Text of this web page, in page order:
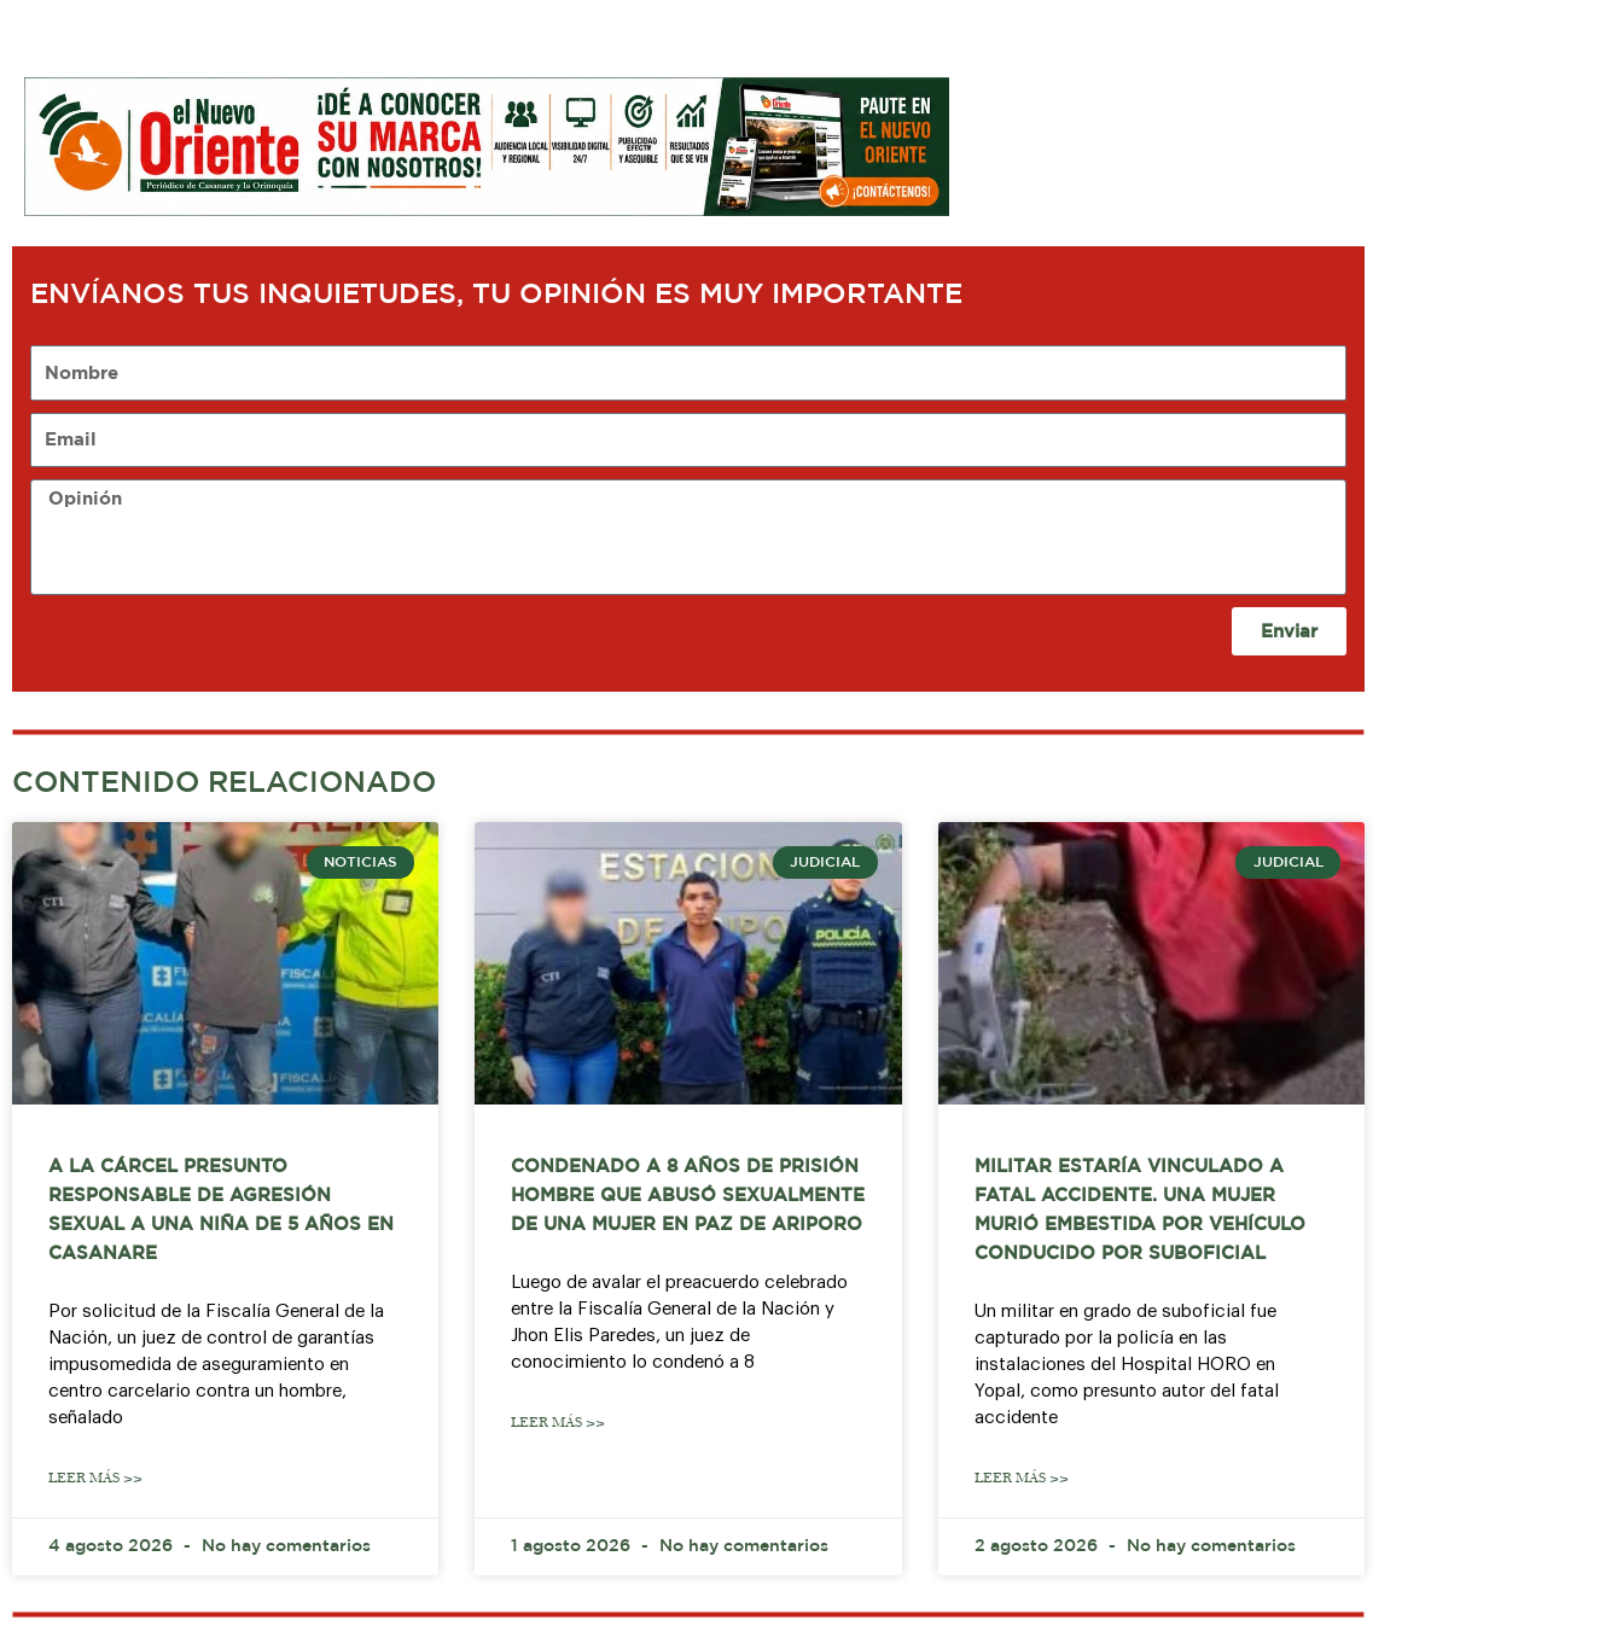
ENVÍANOS TUS INQUIETUDES, TU OPINIÓN ES MUY IMPORTANTE
Opinión
Enviar
CONTENIDO RELACIONADO
NOTICIAS
A LA CÁRCEL PRESUNTO
RESPONSABLE DE AGRESIÓN
SEXUAL A UNA NIÑA DE 5 AÑOS EN
CASANARE
Por solicitud de la Fiscalía General de la
Nación, un juez de control de garantías
impusomedida de aseguramiento en
centro carcelario contra un hombre,
señalado
LEER MÁS >>
4 agosto 2026 No hay comentarios
JUDICIAL
CONDENADO A 8 AÑOS DE PRISIÓN
HOMBRE QUE ABUSÓ SEXUALMENTE
DE UNA MUJER EN PAZ DE ARIPORO
Luego de avalar el preacuerdo celebrado
entre la Fiscalía General de la Nación y
Jhon Elis Paredes, un juez de
conocimiento lo condenó a 8
LEER MÁS >>
1 agosto 2026 No hay comentarios
JUDICIAL
MILITAR ESTARÍA VINCULADO A
FATAL ACCIDENTE. UNA MUJER
MURIÓ EMBESTIDA POR VEHÍCULO
CONDUCIDO POR SUBOFICIAL
Un militar en grado de suboficial fue
capturado por la policía en las
instalaciones del Hospital HORO en
Yopal, como presunto autor del fatal
accidente
LEER MÁS >>
2 agosto 2026 No hay comentarios